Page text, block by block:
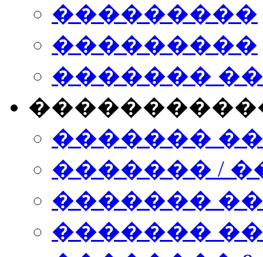
���������
���������
�������
�������
������� /
�������
������� ���